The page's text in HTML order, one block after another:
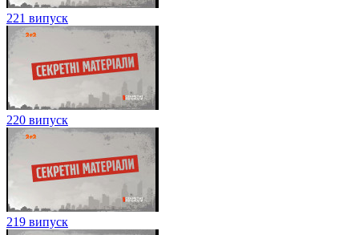
221 випуск
220 випуск
219 випуск